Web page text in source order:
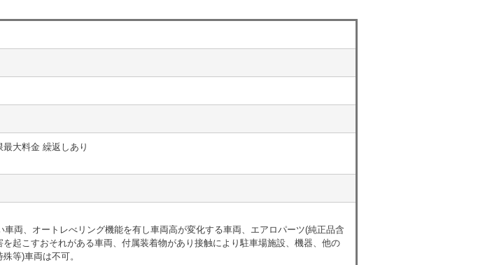
大料金 繰返しあり
両、オートレべリング機能を有し車両高が変化する車両、エアロパーツ(純正品含
起こすおそれがある車両、付属装着物があり接触により駐車場施設、機器、他の
等)車両は不可。